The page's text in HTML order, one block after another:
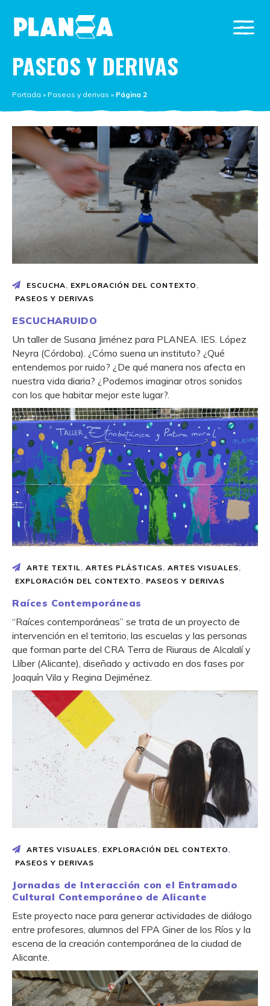
PASEOS Y DERIVAS
Portada » Paseos y derivas » Página 2
ESCUCHA, EXPLORACIÓN DEL CONTEXTO ,
PASEOS Y DERIVAS
ESCUCHARUIDO
Un taller de Susana Jiménez para PLANEA. IES. López
Neyra (Córdoba). ¿Cómo suena un instituto? ¿Qué
entendemos por ruido? ¿De qué manera nos afecta en
nuestra vida diaria? ¿Podemos imaginar otros sonidos
con los que habitar mejor este lugar?.
ARTE TEXTIL ARTES PLÁSTICAS ARTES VISUALES
EXPLORACIÓN DEL CONTEXTO
PASEOS Y DERIVAS
Raíces Contemporáneas
“Raíces contemporáneas” se trata de un proyecto de
intervención en el territorio, las escuelas y las personas
que forman parte del CRA Terra de Riuraus de Alcalalí y
Llíber (Alicante), diseñado y activado en dos fases por
Joaquín Vila y Regina Dejiménez.
ARTES VISUALES, EXPLORACIÓN DEL CONTEXTO ,
PASEOS Y DERIVAS
Jornadas de Interacción con el Entramado
Cultural Contemporáneo de Alicante
Este proyecto nace para generar actividades de diálogo
entre profesores, alumnos del FPA Giner de los Ríos y la
escena de la creación contemporánea de la ciudad de
Alicante.